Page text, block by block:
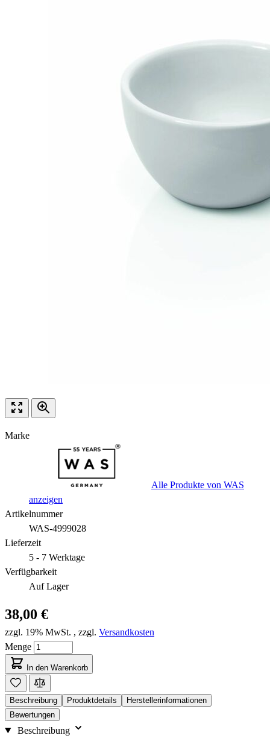
Marke
Alle Produkte von WAS
anzeigen
Artikelnummer
WAS-4999028
Lieferzeit
5 - 7 Werktage
Verfügbarkeit
Auf Lager
38,00 €
zzgl. 19% MwSt. , zzgl. Versandkosten
Menge
In den Warenkorb
Beschreibung Produktdetails
Herstellerinformationen
Bewertungen
Beschreibung